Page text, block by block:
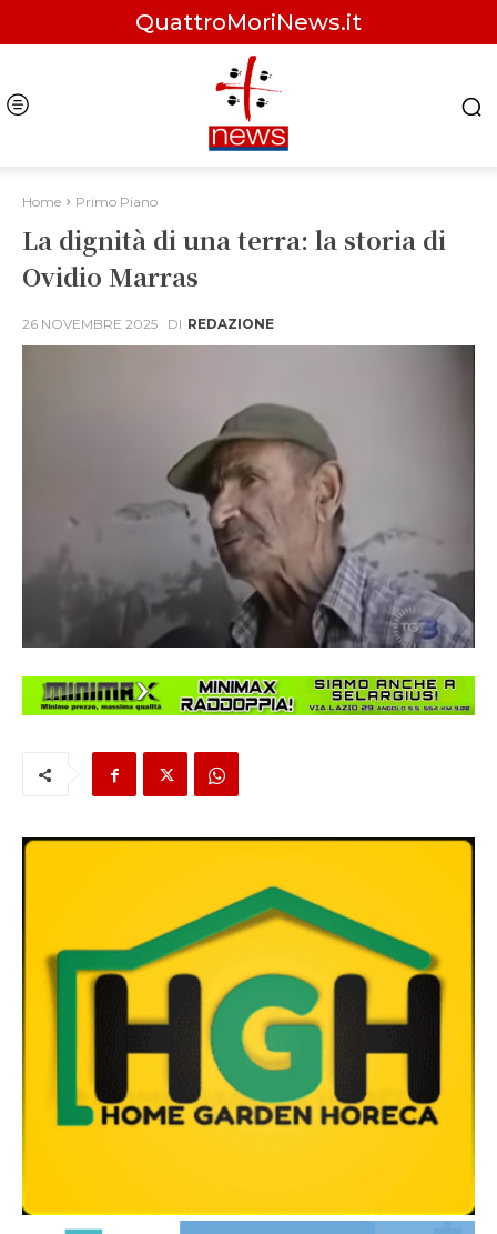
QuattroMoriNews.it
Home Primo Piano
La dignità di una terra: la storia di
Ovidio Marras
26 NOVEMBRE 2025 DI REDAZIONE